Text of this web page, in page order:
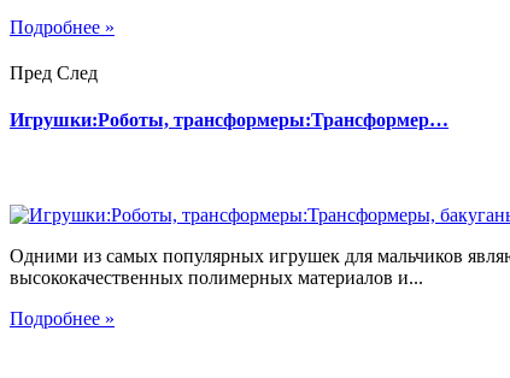
Подробнее »
Пред След
Игрушки:Роботы, трансформеры:Трансформер…
Одними из самых популярных игрушек для мальчиков
высококачественных полимерных материалов и...
Подробнее »